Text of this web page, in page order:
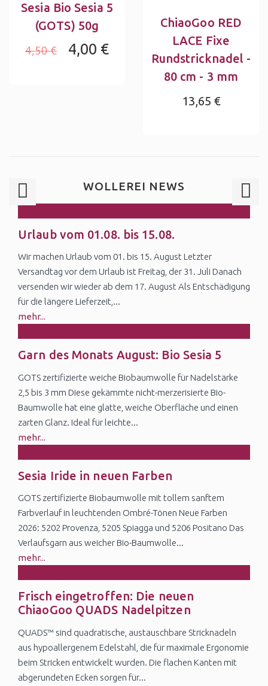
Sesia Bio Sesia 5
(GOTS) 50g
4,50 € 4,00 €
ChiaoGoo RED
LACE Fixe
Rundstricknadel -
80 cm - 3 mm
13,65 €
WOLLEREI NEWS
28
Urlaub vom 01.08. bis 15.08.
Wir machen Urlaub vom 01. bis 15. August Letzter
Versandtag vor dem Urlaub ist Freitag, der 31. Juli Danach
versenden wir wieder ab dem 17. August Als Entschädigung
für die längere Lieferzeit,...
mehr...
28
Garn des Monats August: Bio Sesia 5
GOTS zertifizierte weiche Biobaumwolle für Nadelstärke
2,5 bis 3 mm Diese gekämmte nicht-merzerisierte Bio-
Baumwolle hat eine glatte, weiche Oberfläche und einen
zarten Glanz. Ideal für leichte...
mehr...
25
Sesia Iride in neuen Farben
GOTS zertifizierte Biobaumwolle mit tollem sanftem
Farbverlauf in leuchtenden Ombré-Tönen Neue Farben
2026: 5202 Provenza, 5205 Spiagga und 5206 Positano Das
Verlaufsgarn aus weicher Bio-Baumwolle...
mehr...
19
Jun
Frisch eingetroffen: Die neuen
ChiaoGoo QUADS Nadelpitzen
QUADS™ sind quadratische, austauschbare Stricknadeln
aus hypoallergenem Edelstahl, die für maximale Ergonomie
beim Stricken entwickelt wurden. Die flachen Kanten mit
abgerundeten Ecken sorgen für...